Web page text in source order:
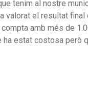
tenim al nostre
valorat el resultat final
amb més de
estat costosa però